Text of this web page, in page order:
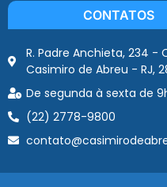
CONTATOS
R. Padre Anchieta, 234 -
Casimiro de Abreu - RJ,
De segunda à sexta de
(22) 2778-9800